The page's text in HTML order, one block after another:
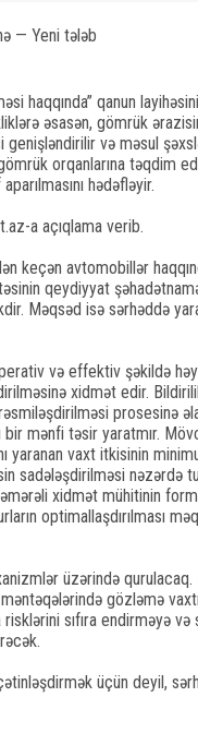
haqqında” qanun
əsasən, gömrük
və məsul
orqanlarına təqdim
hədəfləyir.
a açıqlama verib.
keçən avtomobillər
qeydiyyat
Məqsəd isə sərhəddə
və effektiv şəkildə
xidmət edir.
prosesinə
mənfi təsir yaratmır.
yaranan vaxt itkisinin
sadələşdirilməsi nəzərdə
xidmət mühitinin
optimallaşdırılması
üzərində
gözləmə
sıfıra endirməyə və
üçün deyil,